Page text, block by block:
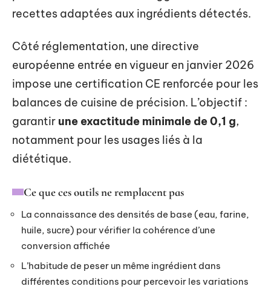
recettes adaptées aux ingrédients détectés.
Côté réglementation, une directive
européenne entrée en vigueur en janvier 2026
impose une certification CE renforcée pour les
balances de cuisine de précision. L’objectif :
garantir une exactitude minimale de 0,1 g,
notamment pour les usages liés à la
diététique.
Ce que ces outils ne remplacent pas
La connaissance des densités de base (eau, farine,
huile, sucre) pour vérifier la cohérence d’une
conversion affichée
L’habitude de peser un même ingrédient dans
différentes conditions pour percevoir les variations